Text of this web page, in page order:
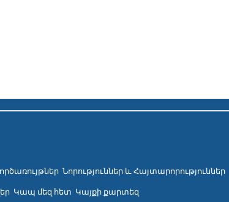
Նորություններ և Հայտարորություններ
Կապ մեզ հետ Կայքի քարտեզ